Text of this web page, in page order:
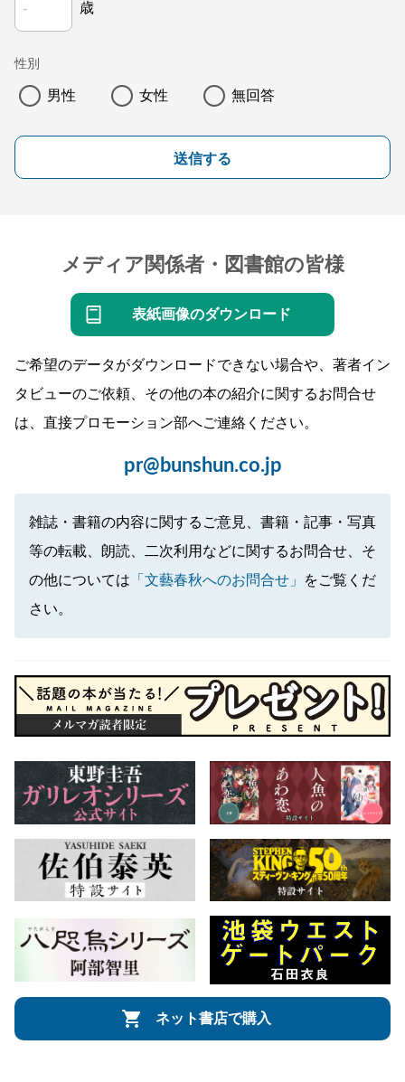
歳
性別
男性 女性 無回答
送信する
メディア関係者・図書館の皆様
表紙画像のダウンロード
ご希望のデータがダウンロードできない場合や、著者イン
タビューのご依頼、その他の本の紹介に関するお問合せ
は、直接プロモーション部へご連絡ください。
pr@bunshun.co.jp
雑誌・書籍の内容に関するご意見、書籍・記事・写真
等の転載、朗読、二次利用などに関するお問合せ、そ
の他については 「文藝春秋へのお問合せ」
をご覧くだ
さい。
ネット書店で購入